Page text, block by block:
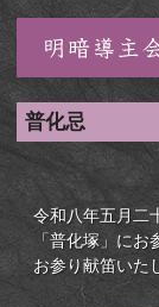
明暗導主会からの
普化忌
令和八年五月二
「普化塚」に
お参り献笛いた